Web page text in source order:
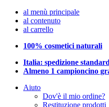
al menù principale
al contenuto
al carrello
100% cosmetici naturali
Italia: spedizione
Almeno 1 campioncino
Aiuto
Dov'è il mio ordine?
Restituzione prodotti